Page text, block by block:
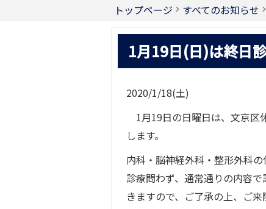
トップページ すべてのお知らせ
1月19日(日)は終日
2020/1/18(土)
1月19日の日曜日は、文京区
します。
内科・脳神経外科・整形外科
診療問わず、通常通りの内容
きますので、ご了承の上、ご来